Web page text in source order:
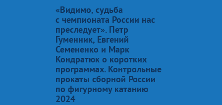
«Видимо, судьба
с чемпионата России нас
преследует». Петр
Гуменник, Евгений
Семененко и Марк
Кондратюк о коротких
программах. Контрольные
прокаты сборной России
по фигурному катанию
2024